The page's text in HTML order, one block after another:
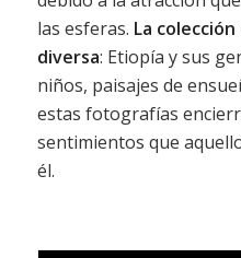
las esferas. La
diversa: Etiopía y sus
niños, paisajes de
estas fotografías
sentimientos que
él.